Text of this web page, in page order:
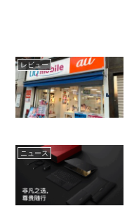
レビュー
ニュース